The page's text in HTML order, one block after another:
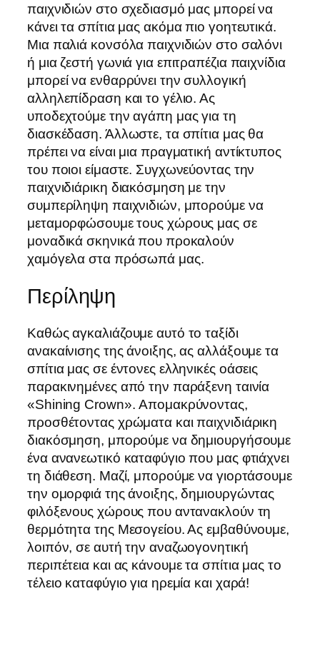
παιχνιδιών στο σχεδιασμό μας μπορεί να
κάνει τα σπίτια μας ακόμα πιο γοητευτικά.
Μια παλιά κονσόλα παιχνιδιών στο σαλόνι
ή μια ζεστή γωνιά για επιτραπέζια παιχνίδια
μπορεί να ενθαρρύνει την συλλογική
αλληλεπίδραση και το γέλιο. Ας
υποδεχτούμε την αγάπη μας για τη
διασκέδαση. Άλλωστε, τα σπίτια μας θα
πρέπει να είναι μια πραγματική αντίκτυπος
του ποιοι είμαστε. Συγχωνεύοντας την
παιχνιδιάρικη διακόσμηση με την
συμπερίληψη παιχνιδιών, μπορούμε να
μεταμορφώσουμε τους χώρους μας σε
μοναδικά σκηνικά που προκαλούν
χαμόγελα στα πρόσωπά μας.
Περίληψη
Καθώς αγκαλιάζουμε αυτό το ταξίδι
ανακαίνισης της άνοιξης, ας αλλάξουμε τα
σπίτια μας σε έντονες ελληνικές οάσεις
παρακινημένες από την παράξενη ταινία
«Shining Crown». Απομακρύνοντας,
προσθέτοντας χρώματα και παιχνιδιάρικη
διακόσμηση, μπορούμε να δημιουργήσουμε
ένα ανανεωτικό καταφύγιο που μας φτιάχνει
τη διάθεση. Μαζί, μπορούμε να γιορτάσουμε
την ομορφιά της άνοιξης, δημιουργώντας
φιλόξενους χώρους που αντανακλούν τη
θερμότητα της Μεσογείου. Ας εμβαθύνουμε,
λοιπόν, σε αυτή την αναζωογονητική
περιπέτεια και ας κάνουμε τα σπίτια μας το
τέλειο καταφύγιο για ηρεμία και χαρά!